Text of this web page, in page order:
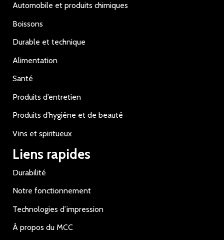
Automobile et produits chimiques
Boissons
Durable et technique
Alimentation
Santé
Produits d’entretien
Produits d’hygiène et de beauté
Vins et spiritueux
Liens rapides
Durabilité
Notre fonctionnement
Technologies d’impression
À propos du MCC